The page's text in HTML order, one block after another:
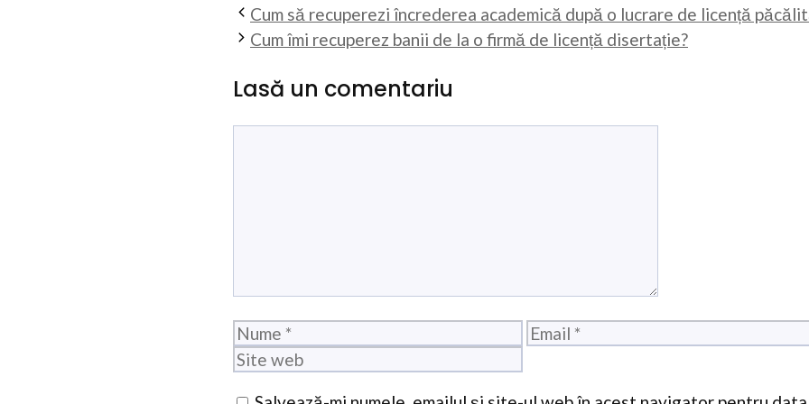
Cum să recuperezi încrederea academică după o lucrare de licență
Cum îmi recuperez banii de la o firmă de licență disertație?
Lasă un comentariu
Nume Email